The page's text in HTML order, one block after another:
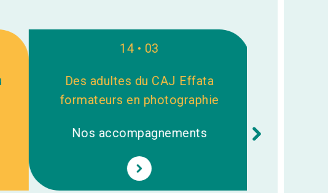
14 • 03
Des adultes du CAJ Effata
formateurs en photographie
Nos accompagnements